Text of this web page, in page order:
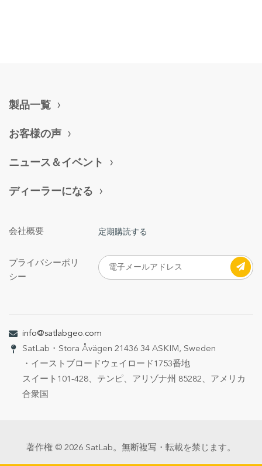
SatLab ・Stora Åvägen 21 436 34 ASKIM, Sweden
・イーストブロードウェイロード1753番地
スイート101-428、テンピ、アリゾナ州 85282、アメリカ
合衆国
info@satlabgeo.com
製品一覧
お客様の声
ニュース＆イベント
ディーラーになる
会社概要
プライバシーポリ
シー
定期購読する
著作権 © 2026 SatLab。無断複写・転載を禁じます。